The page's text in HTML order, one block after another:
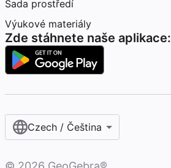
Sada prostředí
Výukové materiály
Zde stáhnete naše aplikace:
Czech / Čeština‎